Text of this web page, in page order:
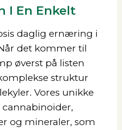
I En Enkelt
daglig ernæring i
det kommer til
øverst på listen
struktur
Vores unikke
og mineraler, som